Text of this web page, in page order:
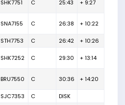
SHK7751 C 25:43 + 9:27
SNA7155 C 26:38 + 10:22
STH7753 C 26:42 + 10:26
SHK7252 C 29:30 + 13:14
BRU7550 C 30:36 + 14:20
SJC7353 C
DISK